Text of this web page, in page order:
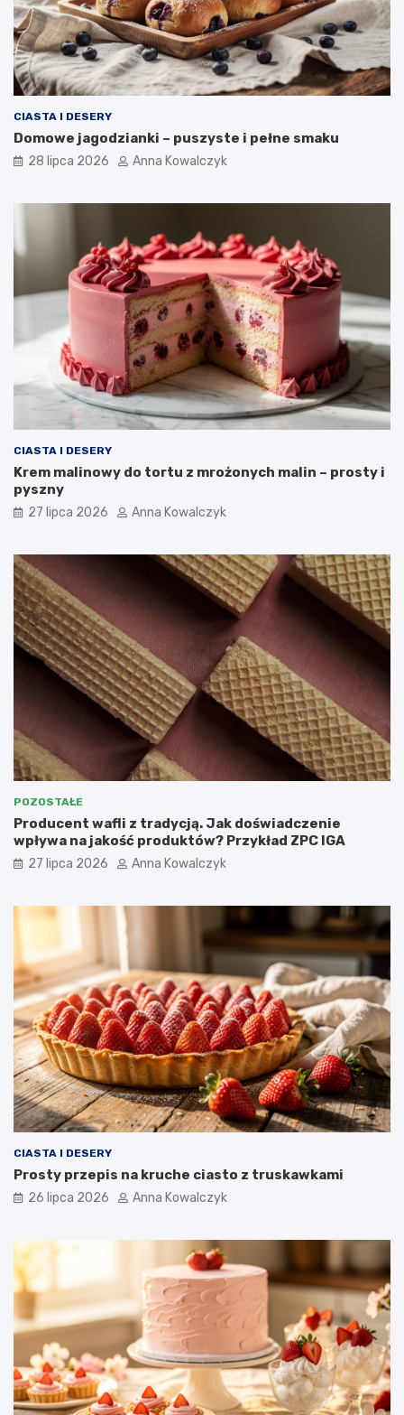
CIASTA I DESERY
Domowe jagodzianki – puszyste i pełne smaku
28 lipca 2026 Anna Kowalczyk
CIASTA I DESERY
Krem malinowy do tortu z mrożonych malin – prosty i
pyszny
27 lipca 2026 Anna Kowalczyk
POZOSTAŁE
Producent wafli z tradycją. Jak doświadczenie
wpływa na jakość produktów? Przykład ZPC IGA
27 lipca 2026 Anna Kowalczyk
CIASTA I DESERY
Prosty przepis na kruche ciasto z truskawkami
26 lipca 2026 Anna Kowalczyk